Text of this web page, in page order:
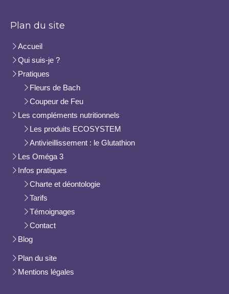
Plan du site
Accueil
Qui suis-je ?
Pratiques
Fleurs de Bach
Coupeur de Feu
Les compléments nutritionnels
Les produits ECOSYSTEM
Antivieillissement : le Glutathion
Les Oméga 3
Infos pratiques
Charte et déontologie
Tarifs
Témoignages
Contact
Blog
Plan du site
Mentions légales